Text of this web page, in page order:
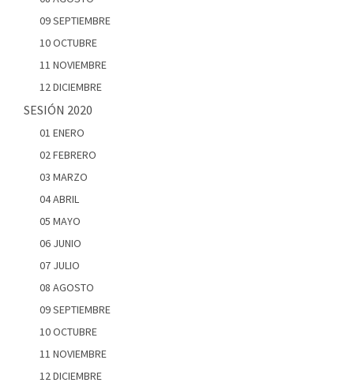
09 SEPTIEMBRE
10 OCTUBRE
11 NOVIEMBRE
12 DICIEMBRE
SESIÓN 2020
01 ENERO
02 FEBRERO
03 MARZO
04 ABRIL
05 MAYO
06 JUNIO
07 JULIO
08 AGOSTO
09 SEPTIEMBRE
10 OCTUBRE
11 NOVIEMBRE
12 DICIEMBRE